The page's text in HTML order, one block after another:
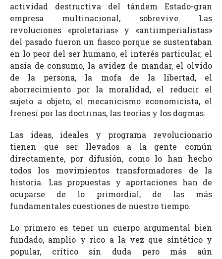
actividad destructiva del tándem Estado-gran
empresa multinacional, sobrevive. Las
revoluciones «proletarias» y «antiimperialistas»
del pasado fueron un fiasco porque se sustentaban
en lo peor del ser humano, el interés particular, el
ansía de consumo, la avidez de mandar, el olvido
de la persona, la mofa de la libertad, el
aborrecimiento por la moralidad, el reducir el
sujeto a objeto, el mecanicismo economicista, el
frenesí por las doctrinas, las teorías y los dogmas.
Las ideas, ideales y programa revolucionario
tienen que ser llevados a la gente común
directamente, por difusión, como lo han hecho
todos los movimientos transformadores de la
historia. Las propuestas y aportaciones han de
ocuparse de lo primordial, de las más
fundamentales cuestiones de nuestro tiempo.
Lo primero es tener un cuerpo argumental bien
fundado, amplio y rico a la vez que sintético y
popular, crítico sin duda pero más aún